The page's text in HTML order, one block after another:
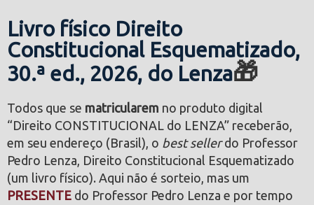
Livro físico Direito
Constitucional Esquematizado,
30.ª ed., 2026, do Lenza🎁
Todos que se matricularem no produto digital
“Direito CONSTITUCIONAL do LENZA” receberão,
em seu endereço (Brasil), o best sellerdo Professor
Pedro Lenza, Direito Constitucional Esquematizado
(um livro físico). Aqui não é sorteio, mas um
PRESENTE do Professor Pedro Lenza e por tempo